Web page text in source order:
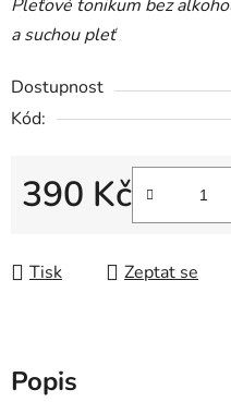
Pleťové tonikum bez
a suchou pleť
Dostupnost
Kód:
390 Kč
Tisk Zeptat se
Popis